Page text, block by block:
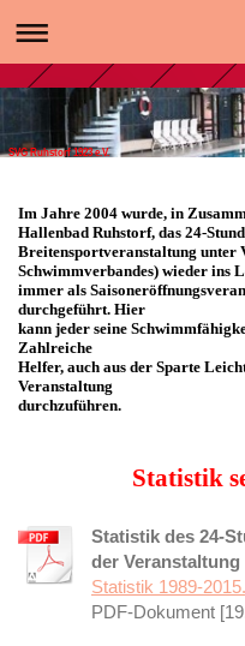
SVG Ruhstorf 1923 e.V.
Im Jahre 2004 wurde, in
Hallenbad Ruhstorf, das 24-
Breitensportveranstaltung unter
Schwimmverbandes) wieder ins
immer als
durchgeführt. Hier
kann jeder seine
Zahlreiche
Helfer, auch aus der Sparte
Veranstaltung
durchzuführen.
Statistik
Statistik des 24-
der Veranstaltung
Statistik 1989-
PDF-Dokument